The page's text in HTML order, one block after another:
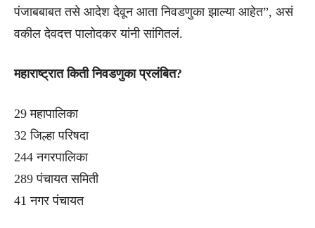
पंजाबबाबत तसे आदेश देवून आता निवडणुका झाल्या आहेत”, असं
वकील देवदत्त पालोदकर यांनी सांगितलं.
महाराष्ट्रात किती निवडणुका प्रलंबित?
29 महापालिका
32 जिल्हा परिषदा
244 नगरपालिका
289 पंचायत समिती
41 नगर पंचायत